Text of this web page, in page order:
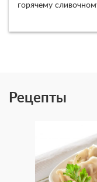
горячему
Рецепты